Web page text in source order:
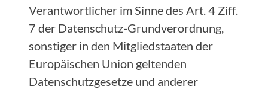
Verantwortlicher im Sinne des Art. 4 Ziff.
7 der Datenschutz-Grundverordnung,
sonstiger in den Mitgliedstaaten der
Europäischen Union geltenden
Datenschutzgesetze und anderer